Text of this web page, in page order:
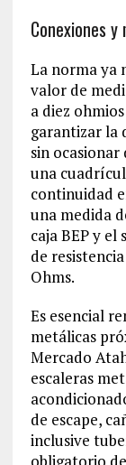
Conexiones
La norma ya
valor de
a diez
garantizar la
sin ocasionar
una
continuidad
una medida
caja BEP y
de
Ohms.
Es esencial
metálicas
Mercado
escaleras
de escape,
inclusive
obligatorio